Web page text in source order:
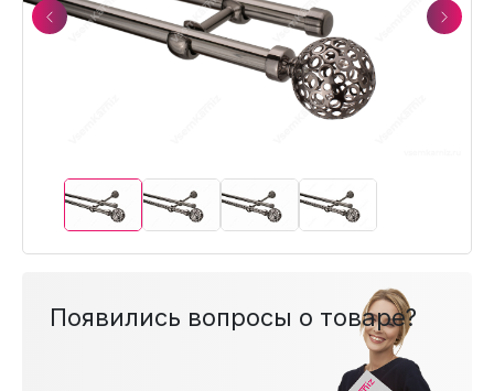
Previous Next
Появились вопросы о товаре?